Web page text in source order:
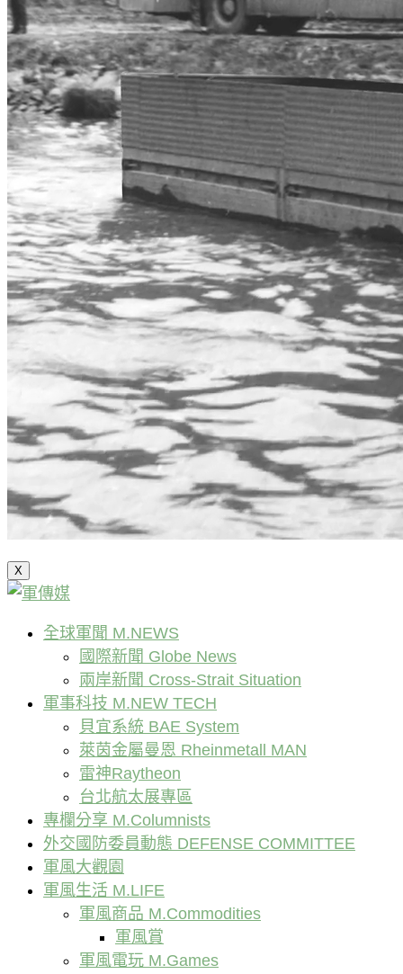
X
全球軍聞 M.NEWS
國際新聞 Globe News
兩岸新聞 Cross-Strait Situation
軍事科技 M.NEW TECH
貝宜系統 BAE System
萊茵金屬曼恩 Rheinmetall MAN
雷神Raytheon
台北航太展專區
專欄分享 M.Columnists
外交國防委員動態 DEFENSE COMMITTEE
軍風大觀園
軍風生活 M.LIFE
軍風商品 M.Commodities
軍風賞
軍風電玩 M.Games